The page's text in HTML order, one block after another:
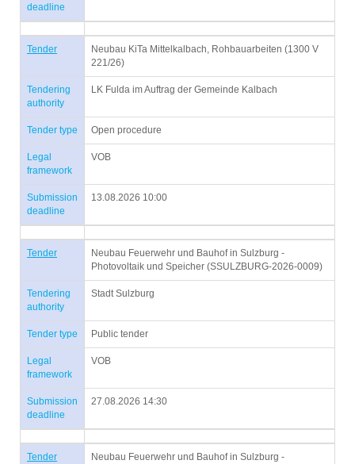
deadline
Tender
Neubau KiTa Mittelkalbach, Rohbauarbeiten (1300 V
221/26)
Tendering
authority
LK Fulda im Auftrag der Gemeinde Kalbach
Tender type Open procedure
Legal
framework
VOB
Submission
deadline
13.08.2026 10:00
Tender
Neubau Feuerwehr und Bauhof in Sulzburg -
Photovoltaik und Speicher (SSULZBURG-2026-0009)
Tendering
authority
Stadt Sulzburg
Tender type Public tender
Legal
framework
VOB
Submission
deadline
27.08.2026 14:30
Tender
Neubau Feuerwehr und Bauhof in Sulzburg -